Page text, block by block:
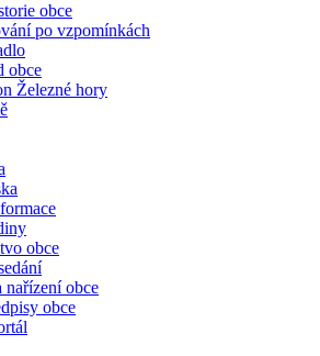
obce
po vzpomínkách
obce
Železné hory
obce
nařízení obce
obce